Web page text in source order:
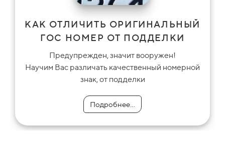
КАК ОТЛИЧИТЬ ОРИГИНАЛЬНЫЙ
ГОС НОМЕР ОТ ПОДДЕЛКИ
Предупрежден, значит вооружен!
Научим Вас различать качественный номерной
знак, от подделки
Подробнее...
Подробнее...
Подробнее...
Подробнее...
Подробнее...